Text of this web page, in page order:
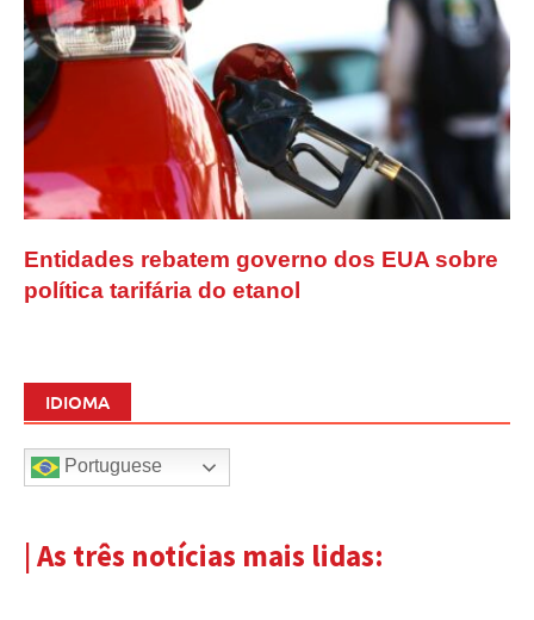
Entidades rebatem governo dos EUA sobre
política tarifária do etanol
IDIOMA
Portuguese
| As três notícias mais lidas: